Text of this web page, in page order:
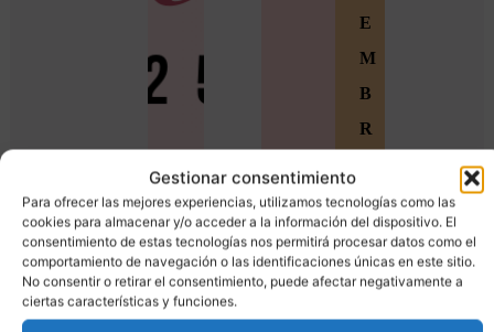
Gestionar consentimiento
Para ofrecer las mejores experiencias, utilizamos tecnologías como las
cookies para almacenar y/o acceder a la información del dispositivo. El
consentimiento de estas tecnologías nos permitirá procesar datos como el
comportamiento de navegación o las identificaciones únicas en este sitio.
No consentir o retirar el consentimiento, puede afectar negativamente a
ciertas características y funciones.
E
M
B
R
S
Ú
n